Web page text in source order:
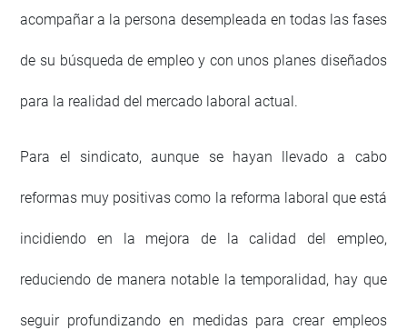
acompañar a la persona desempleada en todas las fases
de su búsqueda de empleo y con unos planes diseñados
para la realidad del mercado laboral actual.
Para el sindicato, aunque se hayan llevado a cabo
reformas muy positivas como la reforma laboral que está
incidiendo en la mejora de la calidad del empleo,
reduciendo de manera notable la temporalidad, hay que
seguir profundizando en medidas para crear empleos